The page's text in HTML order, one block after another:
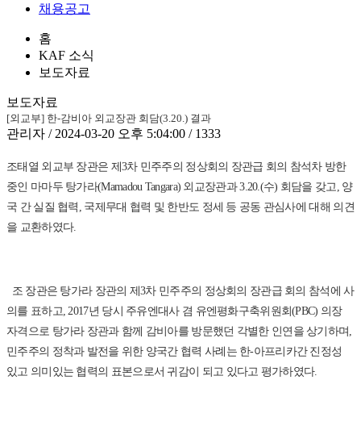
채용공고
홈
KAF 소식
보도자료
보도자료
[외교부] 한-감비아 외교장관 회담(3.20.) 결과
관리자 / 2024-03-20 오후 5:04:00 / 1333
조태열 외교부 장관은 제3차 민주주의 정상회의 장관급 회의 참석차 방한
중인 마마두 탕가라(Mamadou Tangara) 외교장관과 3.20.(수) 회담을 갖고, 양
국 간 실질 협력, 국제무대 협력 및 한반도 정세 등 공동 관심사에 대해 의견
을 교환하였다.
조 장관은 탕가라 장관의 제3차 민주주의 정상회의 장관급 회의 참석에 사
의를 표하고, 2017년 당시 주유엔대사 겸 유엔평화구축위원회(PBC) 의장
자격으로 탕가라 장관과 함께 감비아를 방문했던 각별한 인연을 상기하며,
민주주의 정착과 발전을 위한 양국간 협력 사례는 한-아프리카간 진정성
있고 의미있는 협력의 표본으로서 귀감이 되고 있다고 평가하였다.